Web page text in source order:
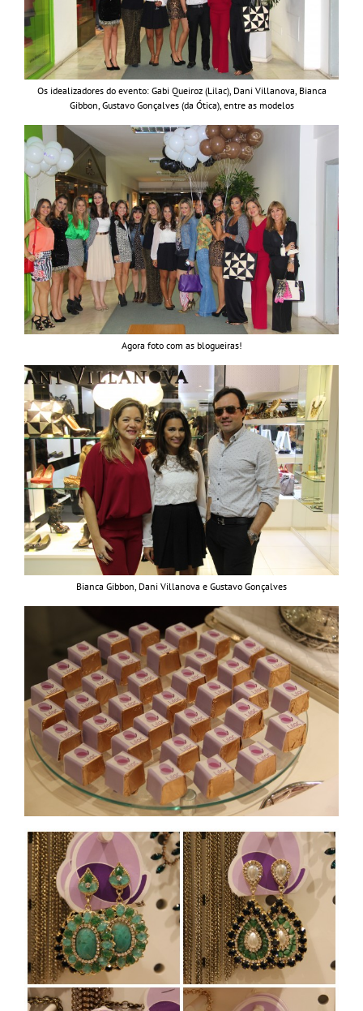
Os idealizadores do evento: Gabi Queiroz (Lilac), Dani Villanova, Bianca
Gibbon, Gustavo Gonçalves (da Ótica), entre as modelos
Agora foto com as blogueiras!
Bianca Gibbon, Dani Villanova e Gustavo Gonçalves